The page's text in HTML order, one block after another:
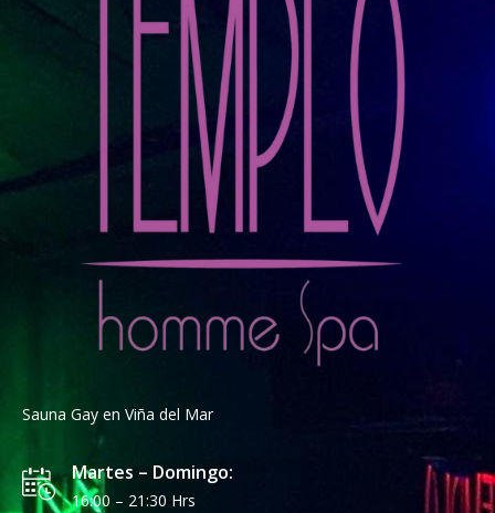
Sauna Gay en Viña del Mar
Martes – Domingo:
16:00 – 21:30 Hrs